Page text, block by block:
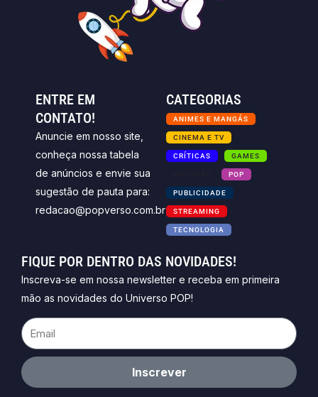
ENTRE EM
CONTATO!
Anuncie em nosso site,
conheça nossa tabela
de anúncios e envie sua
sugestão de pauta para:
redacao@popverso.com.br
CATEGORIAS
ANIMES E MANGÁS
CINEMA E TV
CRÍTICAS GAMES
POP
PUBLICIDADE
STREAMING
TECNOLOGIA
FIQUE POR DENTRO DAS NOVIDADES!
Inscreva-se em nossa newsletter e receba em primeira
mão as novidades do Universo POP!
Email
Inscrever